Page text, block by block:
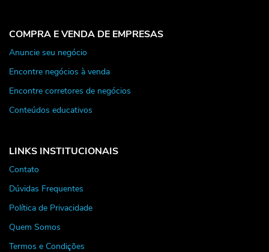
COMPRA E VENDA DE EMPRESAS
Anuncie seu negócio
Encontre negócios à venda
Encontre corretores de negócios
Conteúdos educativos
LINKS INSTITUCIONAIS
Contato
Dúvidas Frequentes
Política de Privacidade
Quem Somos
Termos e Condições